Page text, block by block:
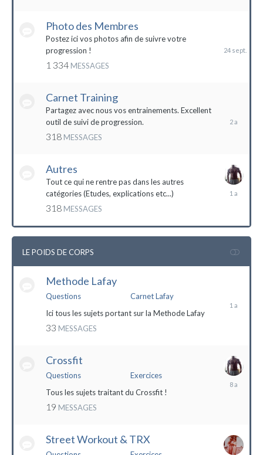
Photo des Membres
Postez ici vos photos afin de suivre votre
progression !
1 334 MESSAGES
2023
Carnet Training
Partagez avec nous vos entrainements. Excellent
outil de suivi de progression.
318 MESSAGES
2022
Autres
Tout ce qui ne rentre pas dans les autres
catégories (Etudes, explications etc...)
318 MESSAGES
10
LE POIDS DE CORPS
Methode Lafay
Questions
Carnet Lafay
Ici tous les sujets portant sur la Methode Lafay
33 MESSAGES
2023
Crossfit
Questions
Exercices
Tous les sujets traitant du Crossfit !
19 MESSAGES
27
Street Workout & TRX